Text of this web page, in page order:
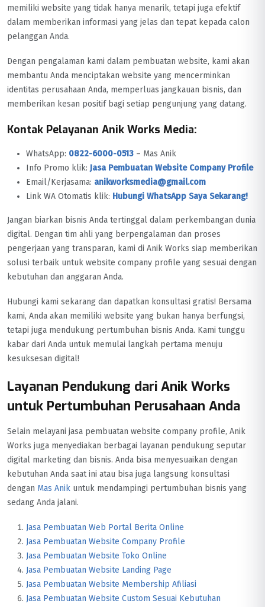
memiliki website yang tidak hanya menarik, tetapi juga efektif
dalam memberikan informasi yang jelas dan tepat kepada calon
pelanggan Anda.
Dengan pengalaman kami dalam pembuatan website, kami akan
membantu Anda menciptakan website yang mencerminkan
identitas perusahaan Anda, memperluas jangkauan bisnis, dan
memberikan kesan positif bagi setiap pengunjung yang datang.
Kontak Pelayanan Anik Works Media:
WhatsApp: 0822-6000-0513 – Mas Anik
Info Promo klik: Jasa Pembuatan Website Company Profile
Email/Kerjasama: anikworksmedia@gmail.com
Link WA Otomatis klik: Hubungi WhatsApp Saya Sekarang!
Jangan biarkan bisnis Anda tertinggal dalam perkembangan dunia
digital. Dengan tim ahli yang berpengalaman dan proses
pengerjaan yang transparan, kami di Anik Works siap memberikan
solusi terbaik untuk website company profile yang sesuai dengan
kebutuhan dan anggaran Anda.
Hubungi kami sekarang dan dapatkan konsultasi gratis! Bersama
kami, Anda akan memiliki website yang bukan hanya berfungsi,
tetapi juga mendukung pertumbuhan bisnis Anda. Kami tunggu
kabar dari Anda untuk memulai langkah pertama menuju
kesuksesan digital!
Layanan Pendukung dari Anik Works
untuk Pertumbuhan Perusahaan Anda
Selain melayani jasa pembuatan website company profile, Anik
Works juga menyediakan berbagai layanan pendukung seputar
digital marketing dan bisnis. Anda bisa menyesuaikan dengan
kebutuhan Anda saat ini atau bisa juga langsung konsultasi
dengan Mas Anik untuk mendampingi pertumbuhan bisnis yang
sedang Anda jalani.
Jasa Pembuatan Web Portal Berita Online
Jasa Pembuatan Website Company Profile
Jasa Pembuatan Website Toko Online
Jasa Pembuatan Website Landing Page
Jasa Pembuatan Website Membership Afiliasi
Jasa Pembuatan Website Custom Sesuai Kebutuhan